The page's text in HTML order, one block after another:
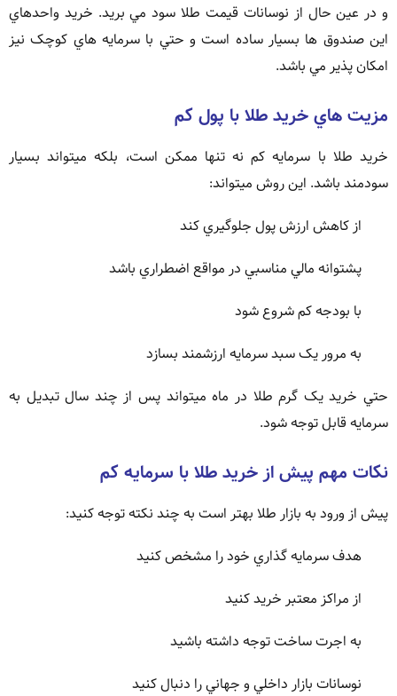
و در عين حال از نوسانات قيمت طلا سود مي بريد. خريد واحدهاي
اين صندوق ها بسيار ساده است و حتي با سرمايه هاي کوچک نيز
امکان پذير مي باشد.
مزيت هاي خريد طلا با پول کم
خريد طلا با سرمايه کم نه تنها ممکن است، بلکه ميتواند بسيار
سودمند باشد. اين روش ميتواند:
از کاهش ارزش پول جلوگيري کند
پشتوانه مالي مناسبي در مواقع اضطراري باشد
با بودجه کم شروع شود
به مرور يک سبد سرمايه ارزشمند بسازد
حتي خريد يک گرم طلا در ماه ميتواند پس از چند سال تبديل به
سرمايه قابل توجه شود.
نکات مهم پيش از خريد طلا با سرمايه کم
پيش از ورود به بازار طلا بهتر است به چند نکته توجه کنيد:
هدف سرمايه گذاري خود را مشخص کنيد
از مراکز معتبر خريد کنيد
به اجرت ساخت توجه داشته باشيد
نوسانات بازار داخلي و جهاني را دنبال کنيد